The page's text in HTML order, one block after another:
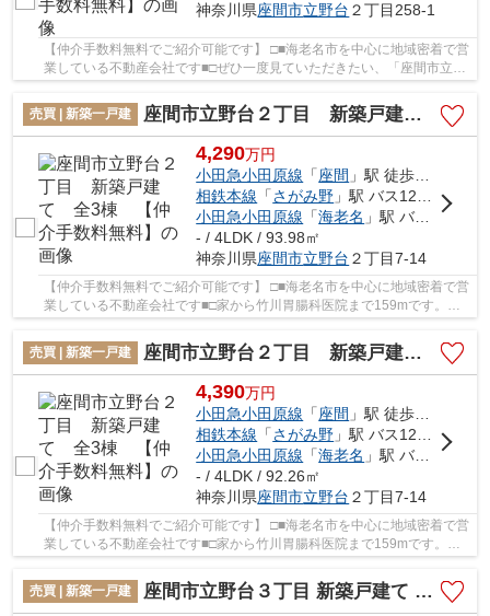
神奈川県座間市立野台 ２丁目258-1
【仲介手数料無料でご紹介可能です】 □■海老名市を中心に地域密着で営
業している不動産会社です■□ぜひ一度見ていただきたい、「座間市立野
台２丁目 新築戸建て 全１棟【仲介手数料無...
売買 | 新築一戸建
座間市立野台２丁目 新築戸建て 全3棟 【仲介手数料無料】
4,290万円
小田急小田原線 「座間 」駅 徒歩13分
相鉄本線 「さがみ野 」駅 バス12分 「立野台」 停歩6分
小田急小田原線 「海老名 」駅 バス27分 「市営住宅前」 停歩3分
- / 4LDK / 93.98㎡
神奈川県座間市立野台 ２丁目7-14
【仲介手数料無料でご紹介可能です】 □■海老名市を中心に地域密着で営
業している不動産会社です■□家から竹川胃腸科医院まで159mです。初
売買 | 新築一戸建
座間市立野台２丁目 新築戸建て 全3棟 【仲介手数料無料】
4,390万円
小田急小田原線 「座間 」駅 徒歩13分
相鉄本線 「さがみ野 」駅 バス12分 「立野台」 停歩6分
小田急小田原線 「海老名 」駅 バス27分 「市営住宅前」 停歩3分
- / 4LDK / 92.26㎡
神奈川県座間市立野台 ２丁目7-14
【仲介手数料無料でご紹介可能です】 □■海老名市を中心に地域密着で営
業している不動産会社です■□家から竹川胃腸科医院まで159mです。初
売買 | 新築一戸建
座間市立野台３丁目 新築戸建て 全3棟【仲介手数料無料】